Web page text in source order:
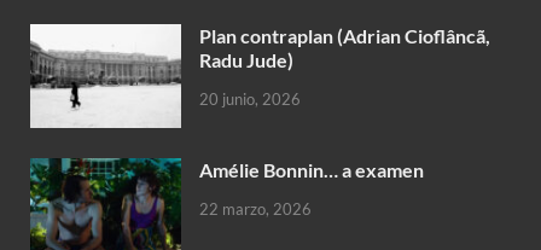
Plan contraplan (Adrian Cioflâncã,
Radu Jude)
20 junio, 2026
Amélie Bonnin… a examen
22 marzo, 2026